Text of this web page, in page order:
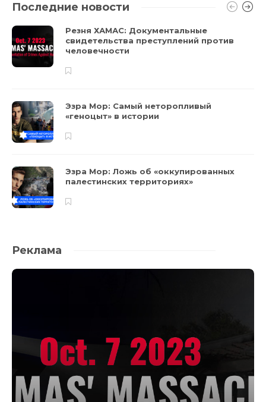
Последние новости
Резня ХАМАС: Документальные
свидетельства преступлений против
человечности
Эзра Мор: Самый неторопливый
«геноцыт» в истории
Эзра Мор: Ложь об «оккупированных
палестинских территориях»
Реклама